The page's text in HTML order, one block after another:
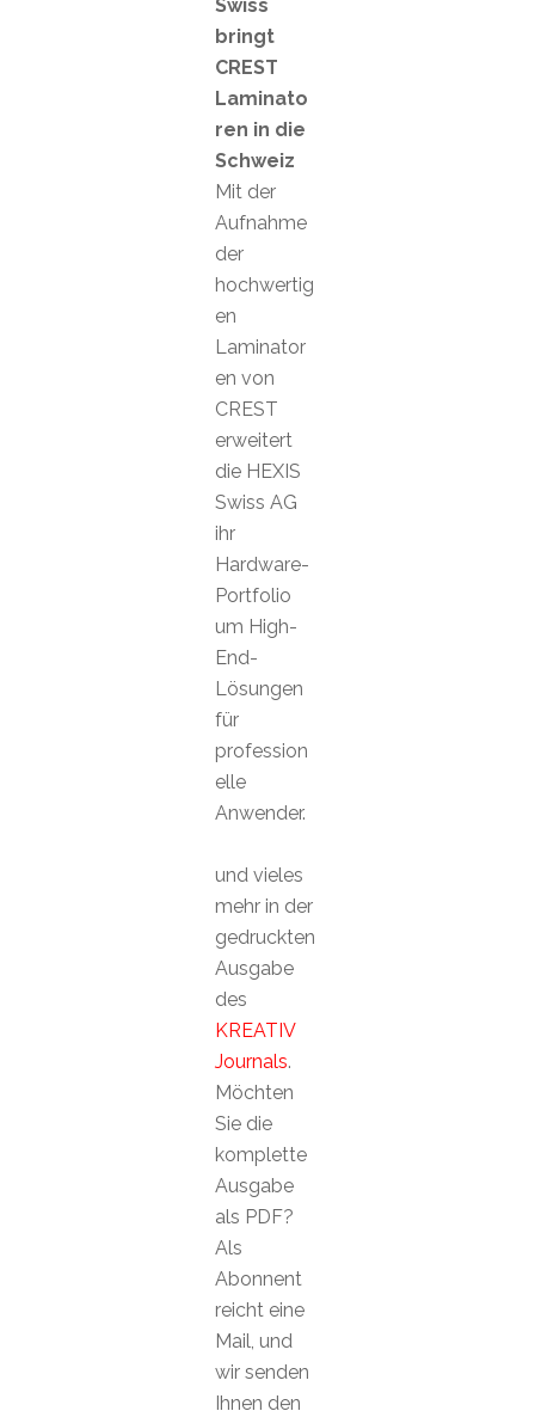
Swiss
bringt
CREST
Laminato
ren in die
Schweiz
Mit der
Aufnahme
der
hochwertig
en
Laminator
en von
CREST
erweitert
die HEXIS
Swiss AG
ihr
Hardware-
Portfolio
um High-
End-
Lösungen
für
profession
elle
Anwender.
und vieles
mehr in der
gedruckten
Ausgabe
des
KREATIV
Journals.
Möchten
Sie die
komplette
Ausgabe
als PDF?
Als
Abonnent
reicht eine
Mail, und
wir senden
Ihnen den